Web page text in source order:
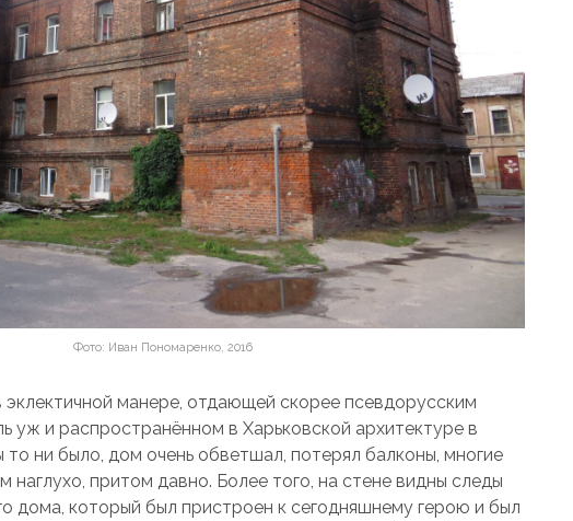
Фото: Иван Пономаренко, 2016
манере, отдающей скорее псевдорусским
уж и распространённом в Харьковской архитектуре в
то ни было, дом очень обветшал, потерял балконы, многие
наглухо, притом давно. Более того, на стене видны следы
дома, который был пристроен к сегодняшнему герою и был